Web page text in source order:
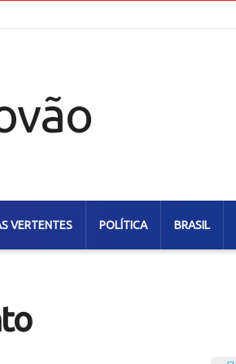
VERTENTES POLÍTICA BRASIL